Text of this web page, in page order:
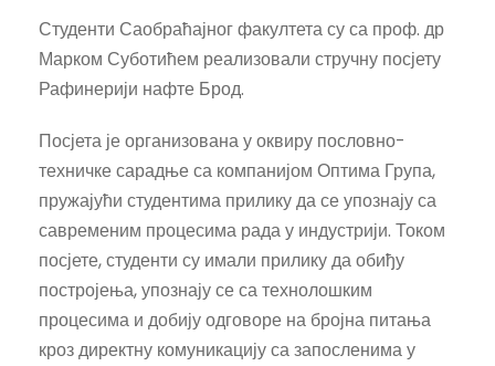
Студенти Саобраћајног факултета су са проф. др
Марком Суботићем реализовали стручну посјету
Рафинерији нафте Брод.
Посјета је организована у оквиру пословно-
техничке сарадње са компанијом Оптима Група,
пружајући студентима прилику да се упознају са
савременим процесима рада у индустрији. Током
посјете, студенти су имали прилику да обиђу
постројења, упознају се са технолошким
процесима и добију одговоре на бројна питања
кроз директну комуникацију са запосленима у